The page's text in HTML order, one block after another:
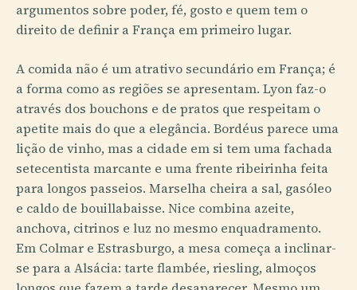
argumentos sobre poder, fé, gosto e quem tem o
direito de definir a França em primeiro lugar.
A comida não é um atrativo secundário em França; é
a forma como as regiões se apresentam. Lyon faz-o
através dos bouchons e de pratos que respeitam o
apetite mais do que a elegância. Bordéus parece uma
lição de vinho, mas a cidade em si tem uma fachada
setecentista marcante e uma frente ribeirinha feita
para longos passeios. Marselha cheira a sal, gasóleo
e caldo de bouillabaisse. Nice combina azeite,
anchova, citrinos e luz no mesmo enquadramento.
Em Colmar e Estrasburgo, a mesa começa a inclinar-
se para a Alsácia: tarte flambée, riesling, almoços